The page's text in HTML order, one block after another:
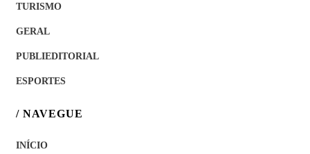
TURISMO
GERAL
PUBLIEDITORIAL
ESPORTES
/ NAVEGUE
INÍCIO